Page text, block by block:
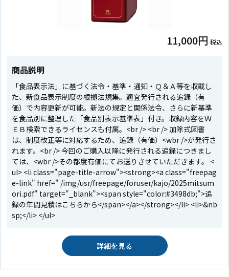
11,000円 税込
商品説明
「食品表示法」に基づく法令・基準・通知・Ｑ＆Ａ等を収載し
た、新食品表示制度の根拠法規集。適宜発行される追録（有
価）で内容更新が可能。新法の規定と関係法令、さらに新基準
を食品別に整理した「食品別表示基準表」付き。収録内容をＷ
ＥＢ検索できるライセンスも付属。<br /> <br /> 加除式図書
は、制度改正等に対応するため、追録（有価）<wbr />が発行さ
れます。<br /> 今回のご購入以降に発行される追録につきまし
ては、<wbr />その都度有価にてお送りさせていただきます。 <
ul> <li class="page-title-arrow"><strong><a class="freepag
e-link" href=" /img/usr/freepage/foruser/kajo/2025mitsum
ori.pdf" target="_blank"><span style="color:#3498db;">追
録の年間見積はこちらから</span></a></strong></li> <li>&nb
sp;</li> </ul>
詳細を見る